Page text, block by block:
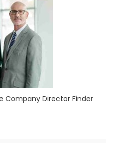
Company Director Finder